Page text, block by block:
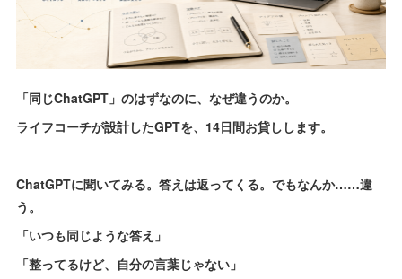
「同じChatGPT」のはずなのに、なぜ違うのか。
ライフコーチが設計したGPTを、14日間お貸しします。
ChatGPTに聞いてみる。答えは返ってくる。でもなんか……違
う。
「いつも同じような答え」
「整ってるけど、自分の言葉じゃない」